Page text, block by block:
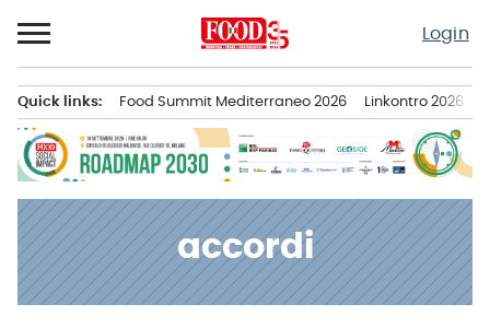
al
contenuto
Login
principale
Quick links: Food Summit Mediterraneo 2026 Linkontro 2026
accordi